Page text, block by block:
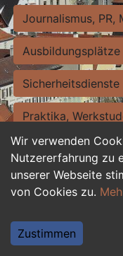
Wir verwenden
Nutzererfahrung zu
unserer Webseite
von Cookies zu.
Zustimmen
Journalismus, PR,
Ausbildungsplätze
Sicherheitsdienste
Praktika,
Personalwesen
Hilfskräfte,
Weiterbildung,